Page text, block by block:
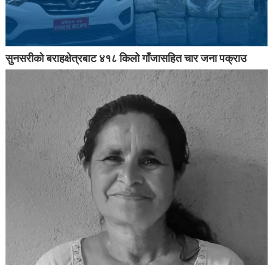
सुनसरीको बराहक्षेत्रबाट ४१८ किलो गाँजासहित चार जना पक्राउ